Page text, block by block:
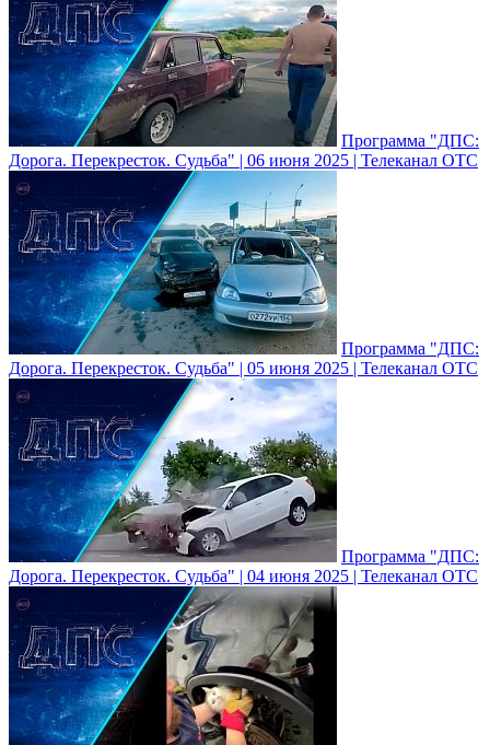
Программа "ДПС:
Дорога. Перекресток. Судьба" | 06 июня 2025 | Телеканал ОТС
Программа "ДПС:
Дорога. Перекресток. Судьба" | 05 июня 2025 | Телеканал ОТС
Программа "ДПС:
Дорога. Перекресток. Судьба" | 04 июня 2025 | Телеканал ОТС